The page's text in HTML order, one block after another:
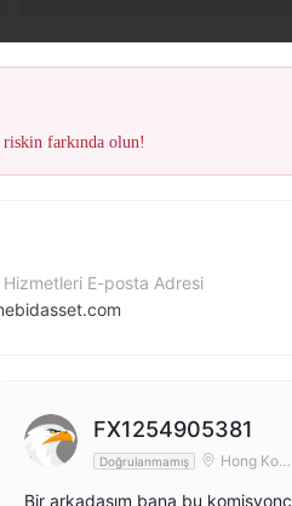
farkında olun!
Hizmetleri E-posta Adresi
FX1254905381
Doğrulanmamış
Hong Kon
Bir arkadaşım bana bu komisyonc